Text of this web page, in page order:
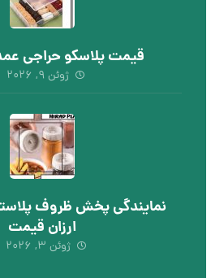
قیمت پلاسکو حراجی
ژوئن ۹, ۲۰۲۶
نمایندگی پخش ظروف
ارزان قیمت
ژوئن ۳, ۲۰۲۶